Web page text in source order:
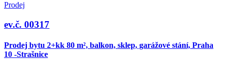
Prodej
ev.č. 00317
Prodej bytu 2+kk 80 m², balkon, sklep, garážové stání, Praha
10 -Strašnice